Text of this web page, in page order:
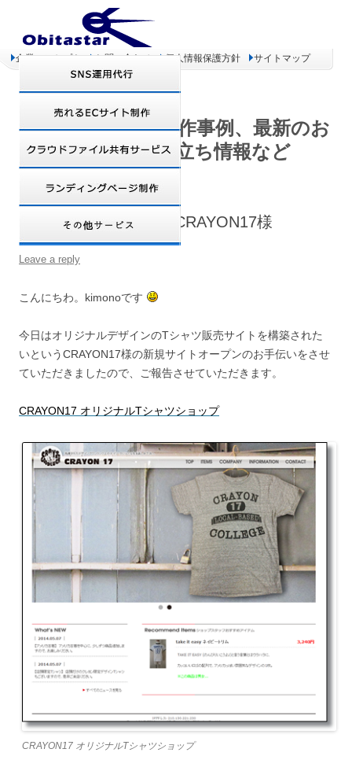
企業コンセプト お問い合わせ 個人情報保護方針 サイトマップ
オビタスター 制作事例、最新のお
得情報、お役立ち情報など
【Zen Cart制作事例】CRAYON17様
Leave a reply
こんにちわ。kimonoです
今日はオリジナルデザインのTシャツ販売サイトを構築された
いというCRAYON17様の新規サイトオープンのお手伝いをさせ
ていただきましたので、ご報告させていただきます。
CRAYON17 オリジナルTシャツショップ
CRAYON17 オリジナルTシャツショップ